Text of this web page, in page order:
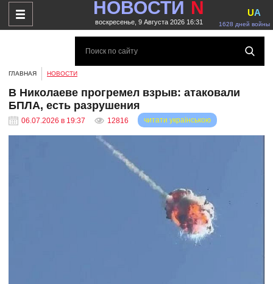
НОВОСТИ N
воскресенье, 9 Августа 2026 16:31 1628 дней войны
UA
ГЛАВНАЯ НОВОСТИ
В Николаеве прогремел взрыв: атаковали
БПЛА, есть разрушения
06.07.2026 в 19:37 12816 читати українською